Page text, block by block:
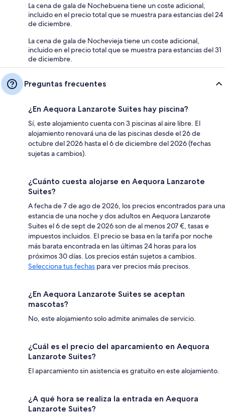
La cena de gala de Nochebuena tiene un coste adicional,
incluido en el precio total que se muestra para estancias del 24
de diciembre.
La cena de gala de Nochevieja tiene un coste adicional,
incluido en el precio total que se muestra para estancias del 31
de diciembre.
Preguntas frecuentes
¿En Aequora Lanzarote Suites hay piscina?
Sí, este alojamiento cuenta con 3 piscinas al aire libre. El
alojamiento renovará una de las piscinas desde el 26 de
octubre del 2026 hasta el 6 de diciembre del 2026 (fechas
sujetas a cambios).
¿Cuánto cuesta alojarse en Aequora Lanzarote
Suites?
A fecha de 7 de ago de 2026, los precios encontrados para una
estancia de una noche y dos adultos en Aequora Lanzarote
Suites el 6 de sept de 2026 son de al menos 207 €, tasas e
impuestos incluidos. El precio se basa en la tarifa por noche
más barata encontrada en las últimas 24 horas para los
próximos 30 días. Los precios están sujetos a cambios.
Selecciona tus fechas para ver precios más precisos.
¿En Aequora Lanzarote Suites se aceptan
mascotas?
No, este alojamiento solo admite animales de servicio.
¿Cuál es el precio del aparcamiento en Aequora
Lanzarote Suites?
El aparcamiento sin asistencia es gratuito en este alojamiento.
¿A qué hora se realiza la entrada en Aequora
Lanzarote Suites?